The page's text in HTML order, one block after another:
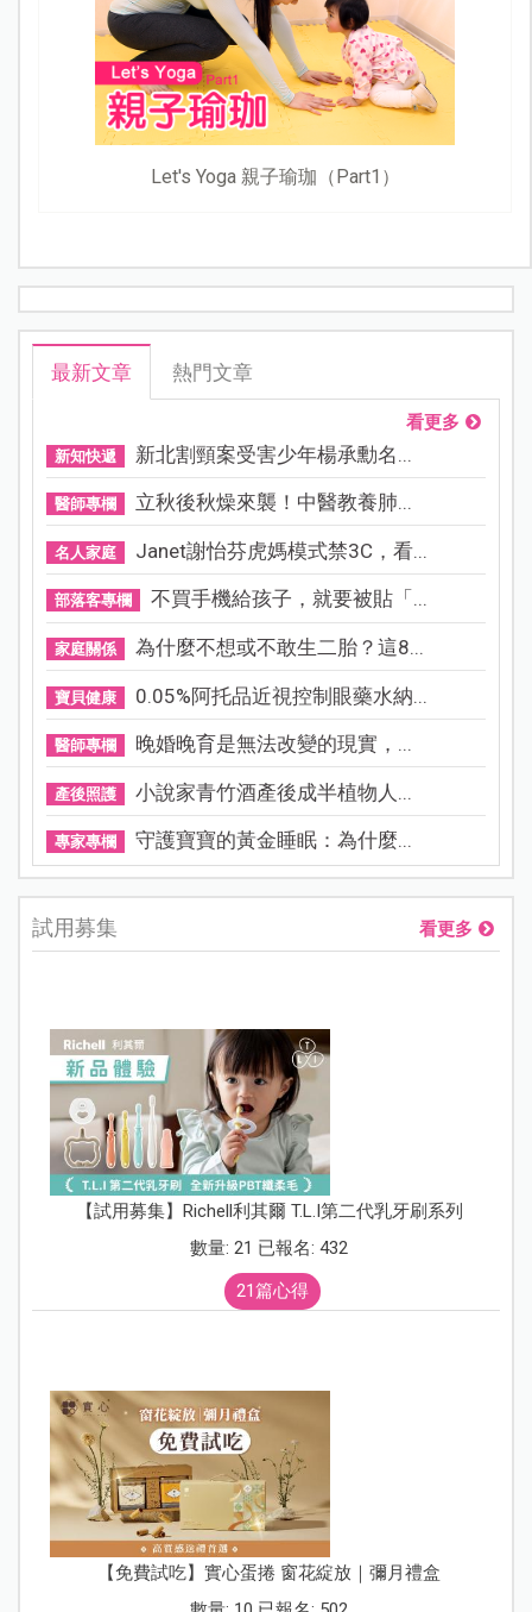
Let's Yoga 親子瑜珈（Part1）
最新文章 熱門文章
看更多
新知快遞 新北割頸案受害少年楊承勳名...
醫師專欄 立秋後秋燥來襲！中醫教養肺...
名人家庭 Janet謝怡芬虎媽模式禁3C，看...
部落客專欄 不買手機給孩子，就要被貼「...
家庭關係 為什麼不想或不敢生二胎？這8...
寶貝健康 0.05%阿托品近視控制眼藥水納...
醫師專欄 晚婚晚育是無法改變的現實，...
產後照護 小說家青竹酒產後成半植物人...
專家專欄 守護寶寶的黃金睡眠：為什麼...
試用募集 看更多
【試用募集】Richell利其爾 T.L.I第二代乳牙刷系列
數量: 21 已報名: 432
21篇心得
【免費試吃】實心蛋捲 窗花綻放｜彌月禮盒